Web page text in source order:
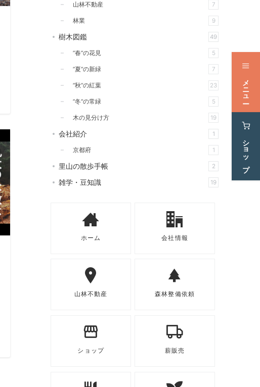
山林不動産 7
林業 9
樹木図鑑 49
”春”の花見 5
”夏”の新緑 7
”秋”の紅葉 23
”冬”の常緑 5
木の見分け方 19
会社紹介 1
京都府 1
里山の散歩手帳 2
雑学・豆知識 19
ホーム 会社情報
山林不動産 森林整備依頼
ショップ 薪販売
メニュー
ショップ